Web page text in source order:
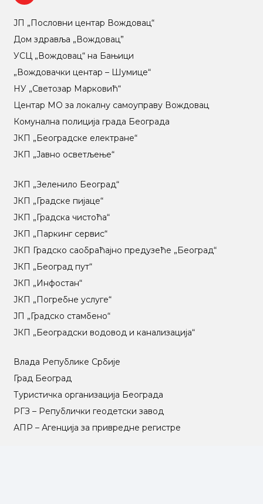
ЈП „Пословни центар Вождовац“
Дом здравља „Вождовац”
УСЦ „Вождовац“ на Бањици
„Вождовачки центар – Шумице“
НУ „Светозар Марковић“
Центар МO за локалну самоуправу Вождовац
Комунална полиција града Београда
ЈКП „Београдске електране“
ЈКП „Јавно осветљење“
ЈКП „Зеленило Београд“
ЈКП „Градске пијаце“
ЈКП „Градска чистоћа“
ЈКП „Паркинг сервис“
ЈКП Градско саобраћајно предузеће „Београд“
ЈКП „Београд пут“
ЈКП „Инфостан“
ЈКП „Погребне услуге“
ЈП „Градско стамбено“
ЈКП „Београдски водовод и канализација“
Влада Републике Србије
Град Београд
Туристичка организација Београда
РГЗ – Републички геодетски завод
АПР – Агенција за привредне регистре